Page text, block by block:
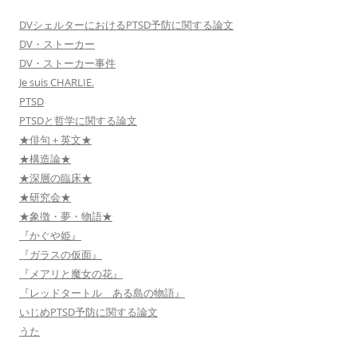
DVシェルターにおけるPTSD予防に関する論文
DV・ストーカー
DV・ストーカー事件
Je suis CHARLIE.
PTSD
PTSDと哲学に関する論文
★俳句＋英文★
★構造論★
★深層の臨床★
★研究会★
★象徴・夢・物語★
『かぐや姫』
『ガラスの仮面』
『メアリと魔女の花』
『レッドタートル ある島の物語』
いじめPTSD予防に関する論文
うた